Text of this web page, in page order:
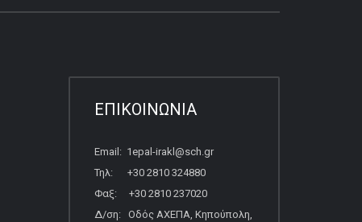
ΕΠΙΚΟΙΝΩΝΙΑ
Email: 1epal-irakl@sch.gr
Τηλ: +30 2810 324880
Φαξ: +30 2810 237020
Δ/ση: Οδός ΑΧΕΠΑ, Κηπούπολη,